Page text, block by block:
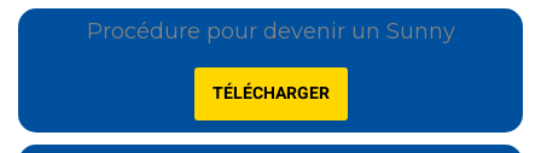
Procédure pour devenir un Sunny
TÉLÉCHARGER